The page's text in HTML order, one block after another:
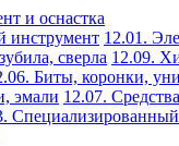
и оснастка
инструмент 12.01.
сверла 12.09.
Биты, коронки,
эмали 12.07.